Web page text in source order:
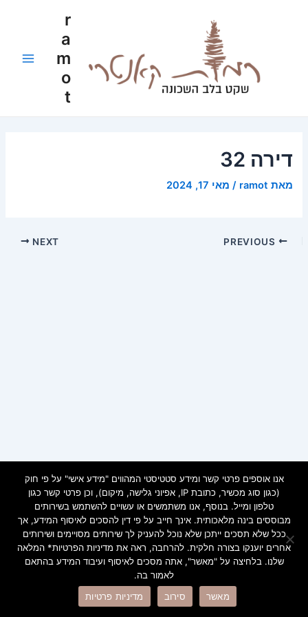
r
a
m
o
t
דירה 32
מאת ramot
/ מאי 17, 2024
NEXT
Copyright © 2026 ramot | Powered by
אנו אוספים פרטי קשר ומידע סטטיסטי המהווים "מידע אישי" על פי חוק
(כגון סוג מכשיר, כתובת IP, אפיוני גלישה, מיקום), וכן פרטי קשר כגון
טלפון ומייל. בנוסף, אנו משתמשים או עשויים להשתמש בשירותים
מבוססים בינה מלאכותית. אינך חייב על פי דין להסכים לאיסוף המידע, אך
ככל שלא תסכים ייתכן שלא נוכל להעניק לך שירותים מסויימים ושירותים
אחרים יוענקו בצורה חלקית. להרחבה, ראה את מדיניות הפרטיות* המלאה
שלנו. בלחיצה על "מאשר", אתה מסכים לאיסוף ועיבוד המידע בהתאם
לאמור בה.
מאשר
סירוב מדיניות פרטיות